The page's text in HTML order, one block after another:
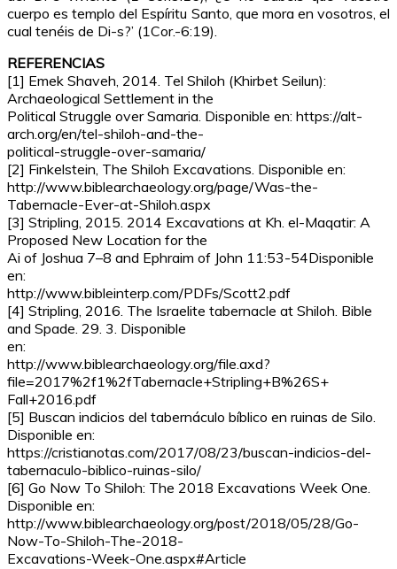
cuerpo es templo del Espíritu Santo, que mora en vosotros, el
cual tenéis de Di-s?’ (1Cor.-6:19).
REFERENCIAS
[1] Emek Shaveh, 2014. Tel Shiloh (Khirbet Seilun):
Archaeological Settlement in the
Political Struggle over Samaria. Disponible en: https://alt-
arch.org/en/tel-shiloh-and-the-
political-struggle-over-samaria/
[2] Finkelstein, The Shiloh Excavations. Disponible en:
http://www.biblearchaeology.org/page/Was-the-
Tabernacle-Ever-at-Shiloh.aspx
[3] Stripling, 2015. 2014 Excavations at Kh. el-Maqatir: A
Proposed New Location for the
Ai of Joshua 7–8 and Ephraim of John 11:53-54Disponible
en:
http://www.bibleinterp.com/PDFs/Scott2.pdf
[4] Stripling, 2016. The Israelite tabernacle at Shiloh. Bible
and Spade. 29. 3. Disponible
en:
http://www.biblearchaeology.org/file.axd?
file=2017%2f1%2fTabernacle+Stripling+B%26S+
Fall+2016.pdf
[5] Buscan indicios del tabernáculo bíblico en ruinas de Silo.
Disponible en:
https://cristianotas.com/2017/08/23/buscan-indicios-del-
tabernaculo-biblico-ruinas-silo/
[6] Go Now To Shiloh: The 2018 Excavations Week One.
Disponible en:
http://www.biblearchaeology.org/post/2018/05/28/Go-
Now-To-Shiloh-The-2018-
Excavations-Week-One.aspx#Article